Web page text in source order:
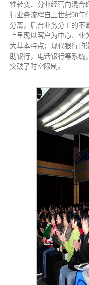
性转变、分业经营向混合
行业务流程自上世纪90年
分离，后台业务分工的不
上呈现以客户为中心、
大基本特点；现代银行的
助银行，电话银行等系统
突破了时空限制。